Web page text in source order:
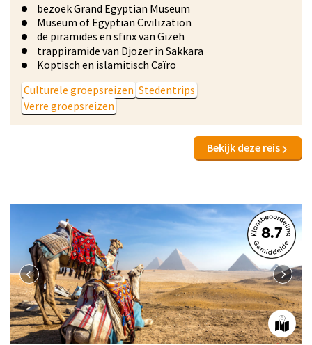
bezoek Grand Egyptian Museum
Museum of Egyptian Civilization
de piramides en sfinx van Gizeh
trappiramide van Djozer in Sakkara
Koptisch en islamitisch Caïro
Culturele groepsreizen Stedentrips
Verre groepsreizen
Bekijk deze reis
8.7